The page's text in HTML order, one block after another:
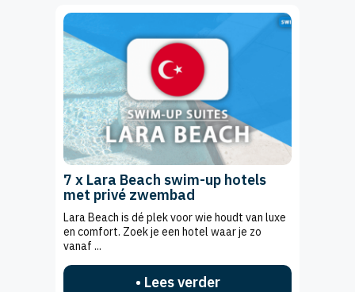
7 x Lara Beach swim-up hotels
met privé zwembad
Lara Beach is dé plek voor wie houdt van luxe
en comfort. Zoek je een hotel waar je zo
vanaf ...
• Lees verder